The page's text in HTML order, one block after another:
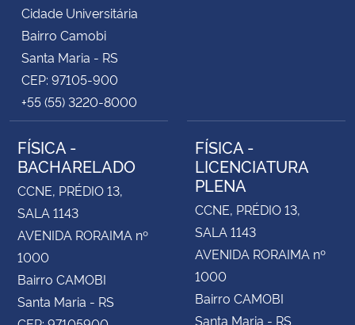
Cidade Universitária
Bairro Camobi
Santa Maria - RS
CEP: 97105-900
+55 (55) 3220-8000
FÍSICA -
BACHARELADO
CCNE, PRÉDIO 13,
SALA 1143
AVENIDA RORAIMA nº
1000
Bairro CAMOBI
Santa Maria - RS
FÍSICA -
LICENCIATURA
PLENA
CCNE, PRÉDIO 13,
SALA 1143
AVENIDA RORAIMA nº
1000
Bairro CAMOBI
Santa Maria - RS